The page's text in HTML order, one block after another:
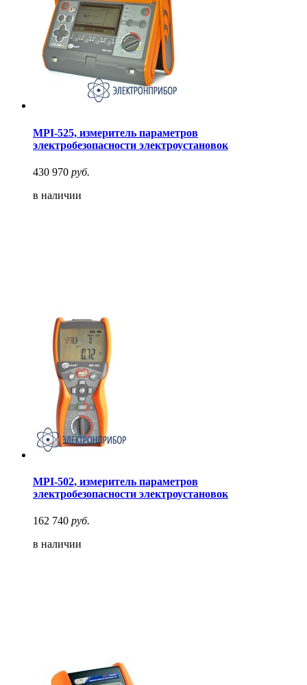
MPI-525, измеритель параметров
электробезопасности электроустановок
430 970 руб.
в наличии
MPI-502, измеритель параметров
электробезопасности электроустановок
162 740 руб.
в наличии